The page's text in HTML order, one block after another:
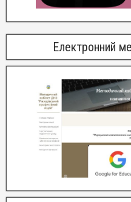
Електронний